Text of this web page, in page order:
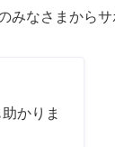
みなさまから
かりま